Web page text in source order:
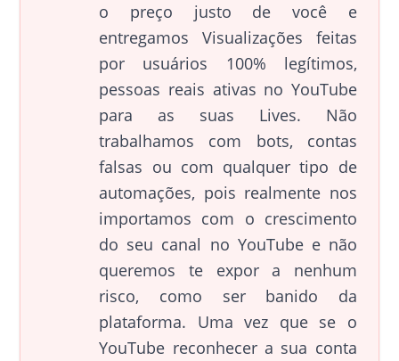
o preço justo de você e
entregamos Visualizações feitas
por usuários 100% legítimos,
pessoas reais ativas no YouTube
para as suas Lives. Não
trabalhamos com bots, contas
falsas ou com qualquer tipo de
automações, pois realmente nos
importamos com o crescimento
do seu canal no YouTube e não
queremos te expor a nenhum
risco, como ser banido da
plataforma. Uma vez que se o
YouTube reconhecer a sua conta